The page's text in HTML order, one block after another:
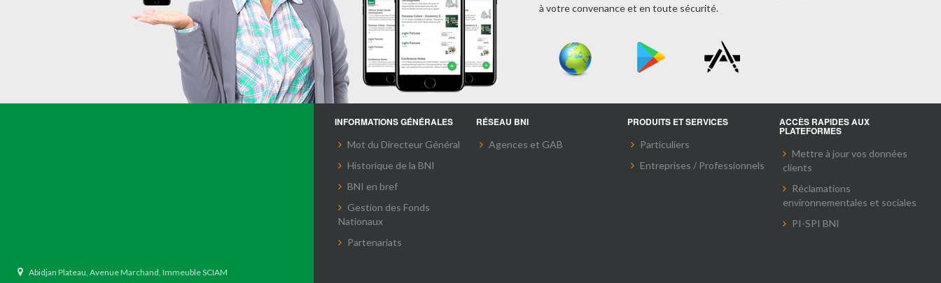
à votre convenance et en toute sécurité.
Abidjan Plateau, Avenue Marchand, Immeuble SCIAM
INFORMATIONS GÉNÉRALES
Mot du Directeur Général
Historique de la BNI
BNI en bref
Gestion des Fonds
Nationaux
Partenariats
RÉSEAU BNI
Agences et GAB
PRODUITS ET SERVICES
Particuliers
Entreprises / Professionnels
ACCÈS RAPIDES AUX
PLATEFORMES
Mettre à jour vos données
clients
Réclamations
environnementales et sociales
PI-SPI BNI